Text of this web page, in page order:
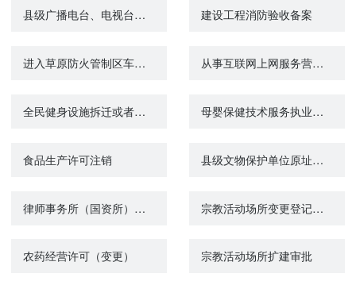
县级广播电台、电视台变更台名审批 建设工程消防验收备案
进入草原防火管制区车辆的草原防火通行证审批 从事互联网上网服务营业场所经营活动的审批
全民健身设施拆迁或者改变用途批准 母婴保健技术服务执业许可（含产前筛查）
食品生产许可注销 县级文物保护单位原址保护措施审批
律师事务所（国资所）变更许可 宗教活动场所变更登记审批
农药经营许可（变更） 宗教活动场所扩建审批